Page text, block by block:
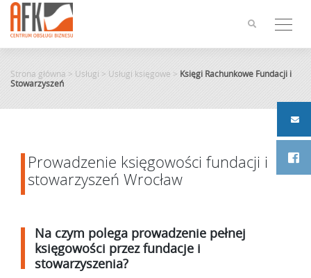
content
Strona główna > Usługi > Usługi księgowe > Księgi Rachunkowe Fundacji i
Stowarzyszeń
Prowadzenie księgowości fundacji i
stowarzyszeń Wrocław
Na czym polega prowadzenie pełnej
księgowości przez fundacje i
stowarzyszenia?